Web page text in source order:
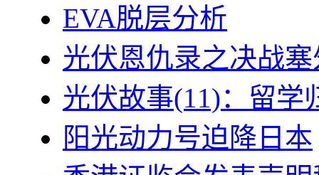
EVA脱层分析
光伏恩仇录之决战
光伏故事(11)：留学
阳光动力号迫降日本